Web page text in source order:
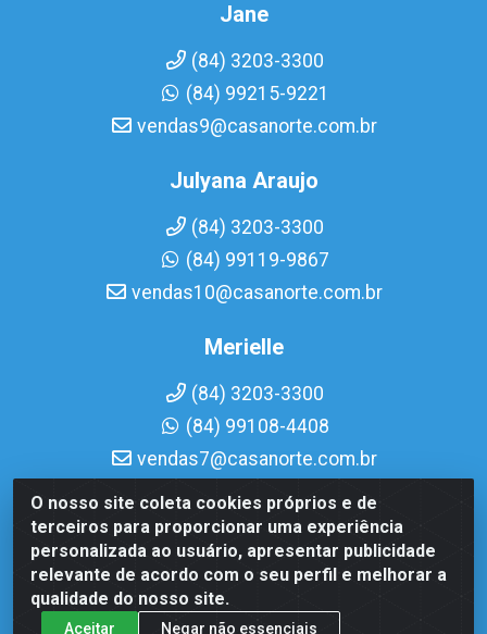
O nosso site coleta cookies próprios e de
terceiros para proporcionar uma experiência
personalizada ao usuário, apresentar publicidade
relevante de acordo com o seu perfil e melhorar a
qualidade do nosso site.
Aceitar Negar não essenciais
Jane
(84) 3203-3300
(84) 99215-9221
vendas9@casanorte.com.br
Julyana Araujo
(84) 3203-3300
(84) 99119-9867
vendas10@casanorte.com.br
Merielle
(84) 3203-3300
(84) 99108-4408
vendas7@casanorte.com.br
Casa Norte LTDA - Av. Interventor Mário Câmara, 1815 -
Dix-Sept Rosado, Natal/RN - CEP 59054-600 - CNPJ
08.713.513/0001-51